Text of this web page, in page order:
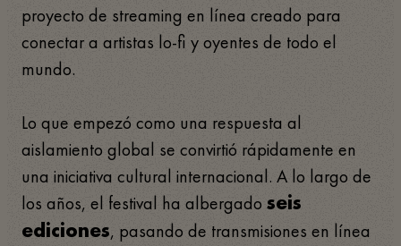
proyecto de streaming en línea creado para
conectar a artistas lo-fi y oyentes de todo el
mundo.
Lo que empezó como una respuesta al
aislamiento global se convirtió rápidamente en
una iniciativa cultural internacional. A lo largo de
los años, el festival ha albergado seis
ediciones, pasando de transmisiones en línea